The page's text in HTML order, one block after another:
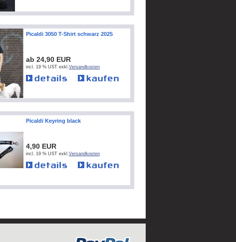
Picaldi 3050 T-Shirt schwarz 2025
ab 24,90 EUR
incl. 19 % UST exkl.Versandkosten
Picaldi Keyring black
4,90 EUR
incl. 19 % UST exkl.Versandkosten